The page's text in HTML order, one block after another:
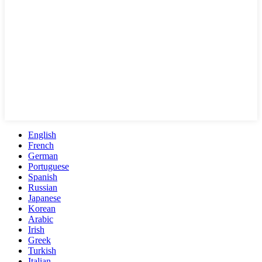
English
French
German
Portuguese
Spanish
Russian
Japanese
Korean
Arabic
Irish
Greek
Turkish